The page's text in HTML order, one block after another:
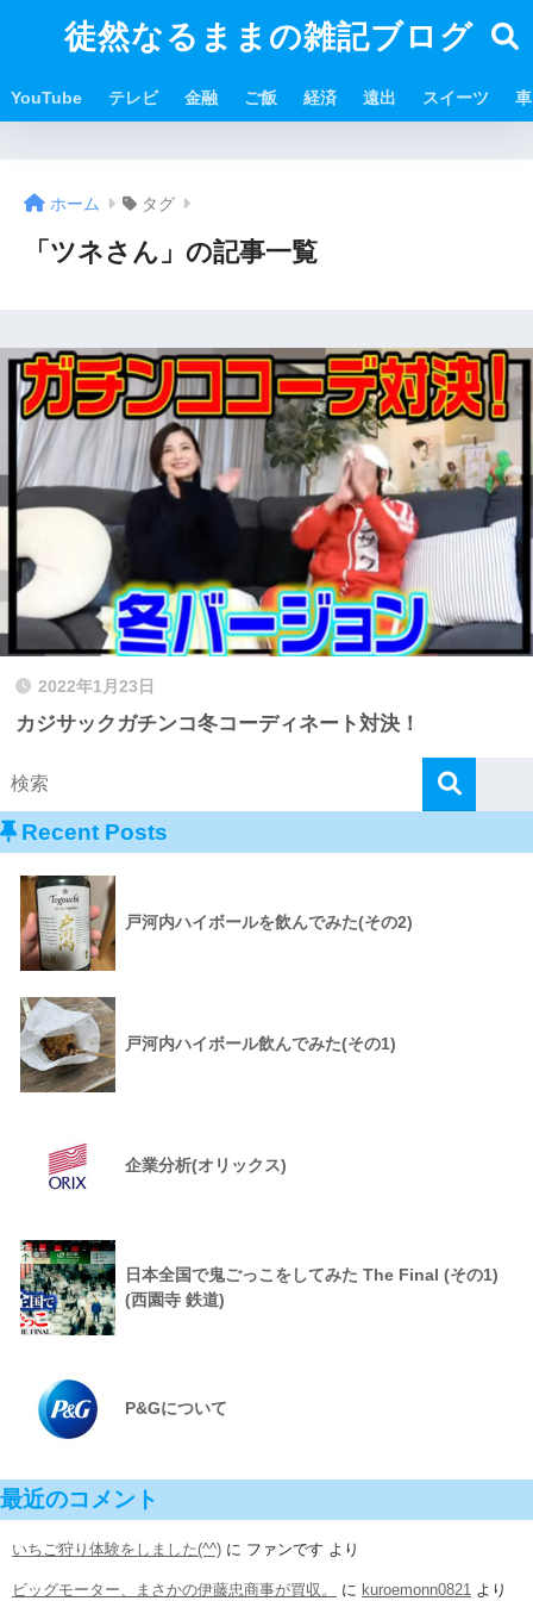
徒然なるままの雑記ブログ
YouTube テレビ 金融 ご飯 経済 遠出 スイーツ 車
ホーム タグ
「ツネさん」の記事一覧
2022年1月23日
カジサックガチンコ冬コーディネート対決！
Recent Posts
戸河内ハイボールを飲んでみた(その2)
戸河内ハイボール飲んでみた(その1)
企業分析(オリックス)
日本全国で鬼ごっこをしてみた The Final (その1)
(西園寺 鉄道)
P&Gについて
最近のコメント
いちご狩り体験をしました(^^) に ファンです より
ビッグモーター、まさかの伊藤忠商事が買収。 に kuroemonn0821 より